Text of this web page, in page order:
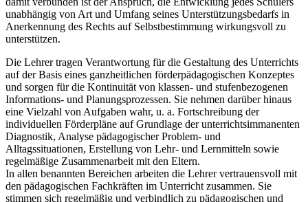
unabhängig von Art und Umfang seines Unterstützungsbedarfs in
Anerkennung des Rechts auf Selbstbestimmung wirkungsvoll zu
unterstützen.
Die Lehrer tragen Verantwortung für die Gestaltung des Unterrichts
auf der Basis eines ganzheitlichen förderpädagogischen Konzeptes
und sorgen für die Kontinuität von klassen- und stufenbezogenen
Informations- und Planungsprozessen. Sie nehmen darüber hinaus
eine Vielzahl von Aufgaben wahr, u. a. Fortschreibung der
individuellen Förderpläne auf Grundlage der unterrichtsimmanenten
Diagnostik, Analyse pädagogischer Problem- und
Alltagssituationen, Erstellung von Lehr- und Lernmitteln sowie
regelmäßige Zusammenarbeit mit den Eltern.
In allen benannten Bereichen arbeiten die Lehrer vertrauensvoll mit
den pädagogischen Fachkräften im Unterricht zusammen. Sie
stimmen sich regelmäßig und verbindlich zu pädagogischen und